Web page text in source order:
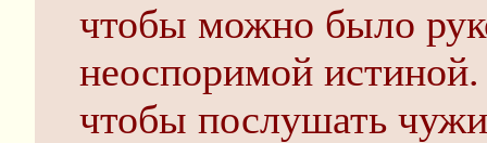
чтобы можно было
неоспоримой истиной.
чтобы послушать